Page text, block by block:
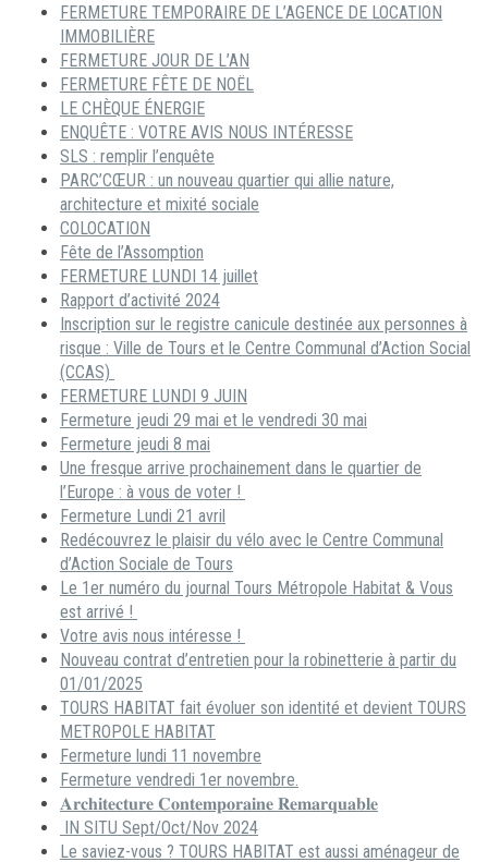
FERMETURE TEMPORAIRE DE L’AGENCE DE LOCATION
IMMOBILIÈRE
FERMETURE JOUR DE L’AN
FERMETURE FÊTE DE NOËL
LE CHÈQUE ÉNERGIE
ENQUÊTE : VOTRE AVIS NOUS INTÉRESSE
SLS : remplir l’enquête
PARC’CŒUR : un nouveau quartier qui allie nature,
architecture et mixité sociale
COLOCATION
Fête de l’Assomption
FERMETURE LUNDI 14 juillet
Rapport d’activité 2024
Inscription sur le registre canicule destinée aux personnes à
risque : Ville de Tours et le Centre Communal d’Action Social
(CCAS)
FERMETURE LUNDI 9 JUIN
Fermeture jeudi 29 mai et le vendredi 30 mai
Fermeture jeudi 8 mai
Une fresque arrive prochainement dans le quartier de
l’Europe : à vous de voter !
Fermeture Lundi 21 avril
Redécouvrez le plaisir du vélo avec le Centre Communal
d’Action Sociale de Tours
Le 1er numéro du journal Tours Métropole Habitat & Vous
est arrivé !
Votre avis nous intéresse !
Nouveau contrat d’entretien pour la robinetterie à partir du
01/01/2025
TOURS HABITAT fait évoluer son identité et devient TOURS
METROPOLE HABITAT
Fermeture lundi 11 novembre
Fermeture vendredi 1er novembre.
𝐀𝐫𝐜𝐡𝐢𝐭𝐞𝐜𝐭𝐮𝐫𝐞 𝐂𝐨𝐧𝐭𝐞𝐦𝐩𝐨𝐫𝐚𝐢𝐧𝐞 𝐑𝐞𝐦𝐚𝐫𝐪𝐮𝐚𝐛𝐥𝐞
IN SITU Sept/Oct/Nov 2024
Le saviez-vous ? TOURS HABITAT est aussi aménageur de